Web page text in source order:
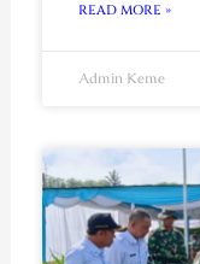
READ MORE »
Admin Keme